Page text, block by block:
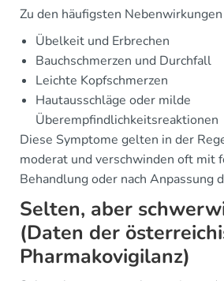
Zu den häufigsten
Übelkeit und Erbrechen
Bauchschmerzen und Durchfall
Leichte Kopfschmerzen
Hautausschläge oder milde
Überempfindlichkeitsreaktionen
Diese Symptome gelten in der
moderat und verschwinden oft mit
Behandlung oder nach Anpassung
Selten, aber
(Daten der
Pharmakovigilanz)